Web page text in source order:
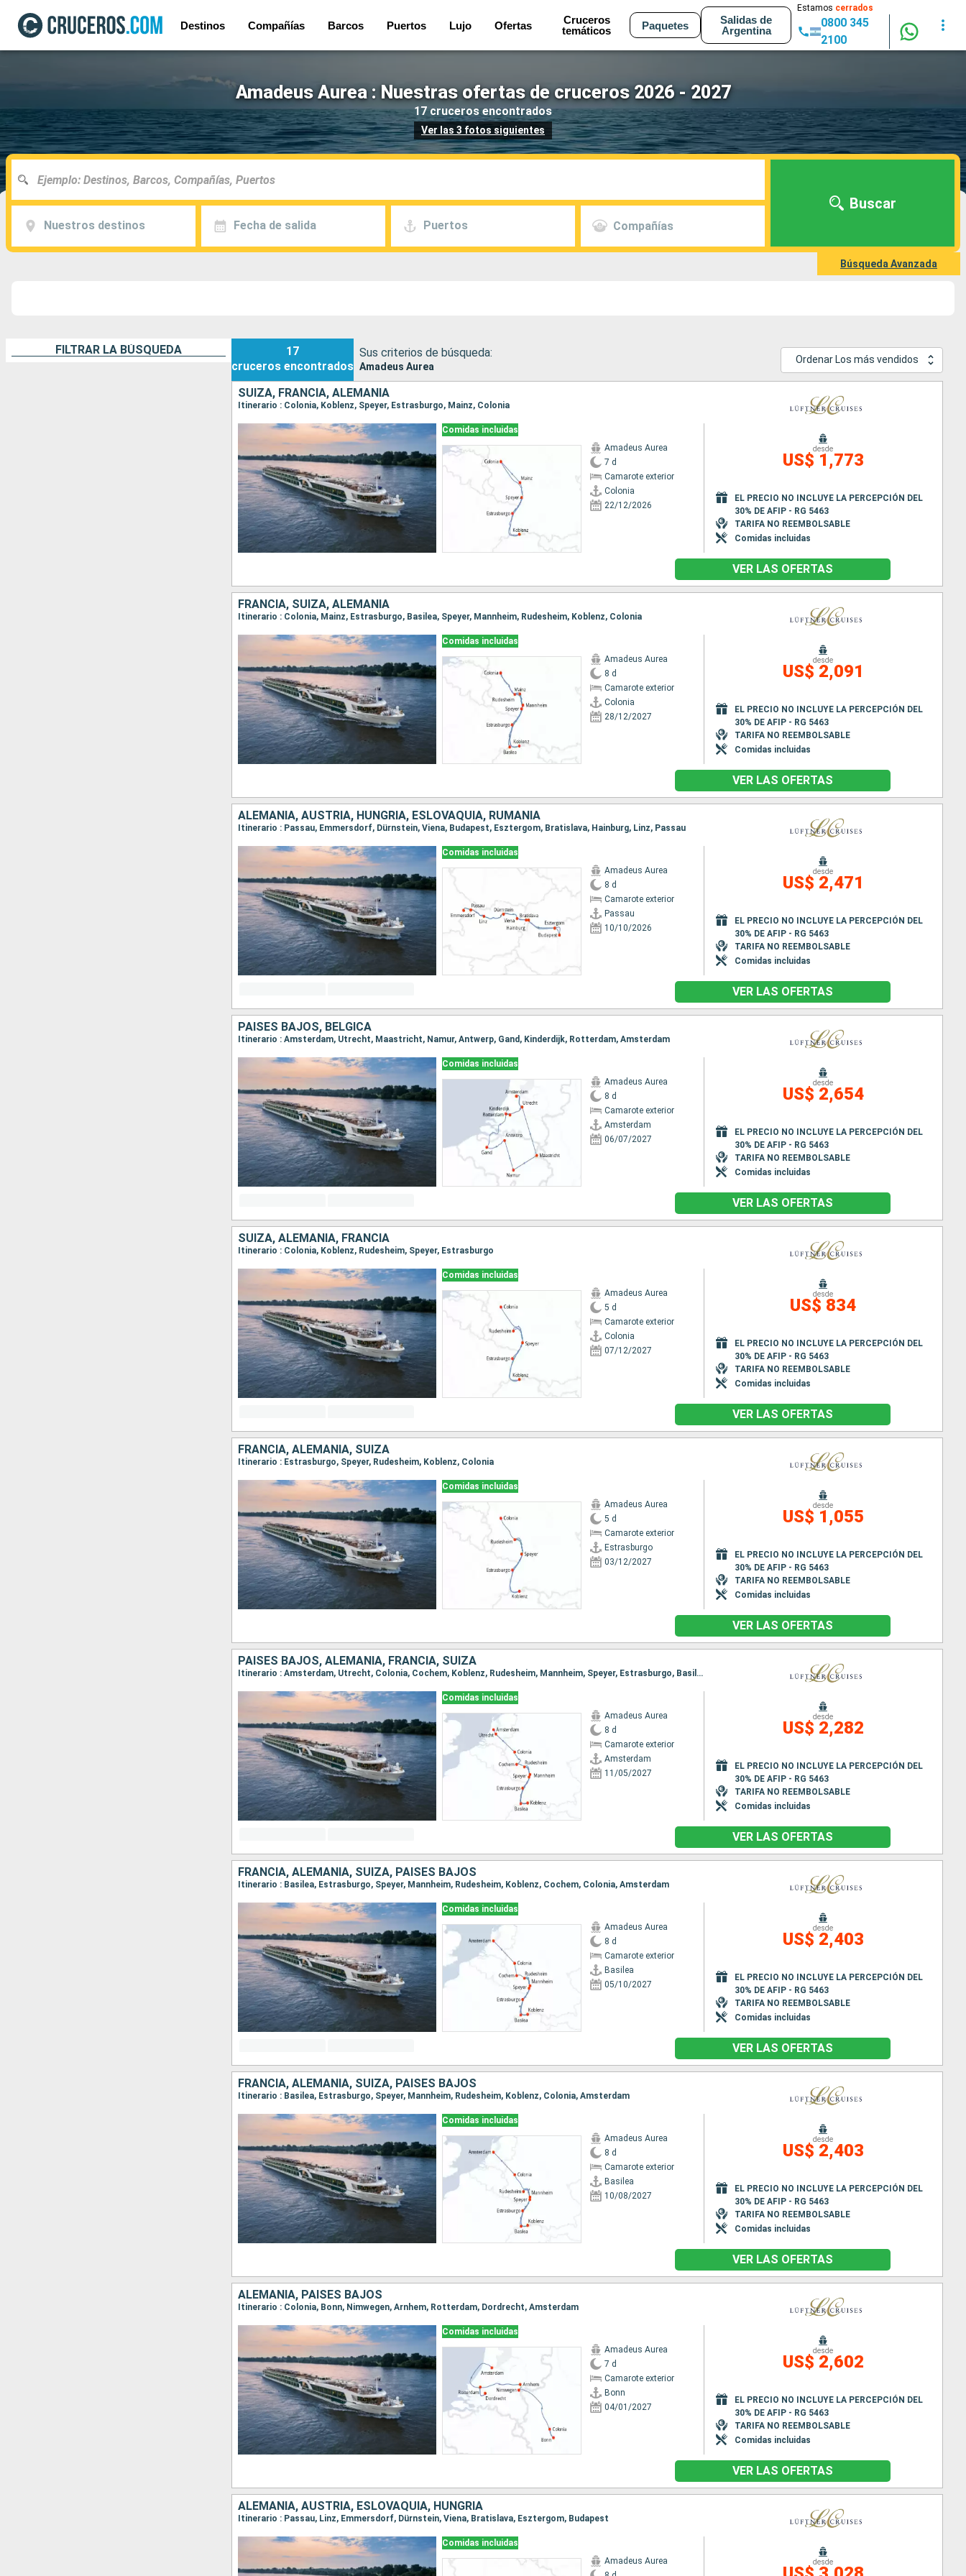
Destinos Compañías Barcos Puertos Lujo Ofertas
Cruceros
temáticos
Paquetes
Salidas de
Argentina
Estamos cerrados
0800 345
2100
Amadeus Aurea : Nuestras ofertas de cruceros 2026 - 2027
17 cruceros encontrados
Ver las 3 fotos siguientes
Nuestros destinos Fecha de salida Puertos Compañías
Buscar
Búsqueda Avanzada
FILTRAR LA BÚSQUEDA
17
cruceros encontrados
Sus criterios de búsqueda:
Amadeus Aurea
Ordenar Los más vendidos
SUIZA, FRANCIA, ALEMANIA
Itinerario : Colonia, Koblenz, Speyer, Estrasburgo, Mainz, Colonia
Comidas incluidas
Amadeus Aurea
7 d
Camarote exterior
Colonia
22/12/2026
desde
US$ 1,773
EL PRECIO NO INCLUYE LA PERCEPCIÓN DEL
30% DE AFIP - RG 5463
TARIFA NO REEMBOLSABLE
Comidas incluidas
VER LAS OFERTAS
FRANCIA, SUIZA, ALEMANIA
Itinerario : Colonia, Mainz, Estrasburgo, Basilea, Speyer, Mannheim, Rudesheim, Koblenz, Colonia
Comidas incluidas
Amadeus Aurea
8 d
Camarote exterior
Colonia
28/12/2027
desde
US$ 2,091
EL PRECIO NO INCLUYE LA PERCEPCIÓN DEL
30% DE AFIP - RG 5463
TARIFA NO REEMBOLSABLE
Comidas incluidas
VER LAS OFERTAS
ALEMANIA, AUSTRIA, HUNGRÍA, ESLOVAQUIA, RUMANIA
Itinerario : Passau, Emmersdorf, Dürnstein, Viena, Budapest, Esztergom, Bratislava, Hainburg, Linz, Passau
Comidas incluidas
Amadeus Aurea
8 d
Camarote exterior
Passau
10/10/2026
desde
US$ 2,471
EL PRECIO NO INCLUYE LA PERCEPCIÓN DEL
30% DE AFIP - RG 5463
TARIFA NO REEMBOLSABLE
Comidas incluidas
VER LAS OFERTAS
PAISES BAJOS, BÉLGICA
Itinerario : Amsterdam, Utrecht, Maastricht, Namur, Antwerp, Gand, Kinderdijk, Rotterdam, Amsterdam
Comidas incluidas
Amadeus Aurea
8 d
Camarote exterior
Amsterdam
06/07/2027
desde
US$ 2,654
EL PRECIO NO INCLUYE LA PERCEPCIÓN DEL
30% DE AFIP - RG 5463
TARIFA NO REEMBOLSABLE
Comidas incluidas
VER LAS OFERTAS
SUIZA, ALEMANIA, FRANCIA
Itinerario : Colonia, Koblenz, Rudesheim, Speyer, Estrasburgo
Comidas incluidas
Amadeus Aurea
5 d
Camarote exterior
Colonia
07/12/2027
desde
US$ 834
EL PRECIO NO INCLUYE LA PERCEPCIÓN DEL
30% DE AFIP - RG 5463
TARIFA NO REEMBOLSABLE
Comidas incluidas
VER LAS OFERTAS
FRANCIA, ALEMANIA, SUIZA
Itinerario : Estrasburgo, Speyer, Rudesheim, Koblenz, Colonia
Comidas incluidas
Amadeus Aurea
5 d
Camarote exterior
Estrasburgo
03/12/2027
desde
US$ 1,055
EL PRECIO NO INCLUYE LA PERCEPCIÓN DEL
30% DE AFIP - RG 5463
TARIFA NO REEMBOLSABLE
Comidas incluidas
VER LAS OFERTAS
PAISES BAJOS, ALEMANIA, FRANCIA, SUIZA
Itinerario : Amsterdam, Utrecht, Colonia, Cochem, Koblenz, Rudesheim, Mannheim, Speyer, Estrasburgo, Basilea
Comidas incluidas
Amadeus Aurea
8 d
Camarote exterior
Amsterdam
11/05/2027
desde
US$ 2,282
EL PRECIO NO INCLUYE LA PERCEPCIÓN DEL
30% DE AFIP - RG 5463
TARIFA NO REEMBOLSABLE
Comidas incluidas
VER LAS OFERTAS
FRANCIA, ALEMANIA, SUIZA, PAISES BAJOS
Itinerario : Basilea, Estrasburgo, Speyer, Mannheim, Rudesheim, Koblenz, Cochem, Colonia, Amsterdam
Comidas incluidas
Amadeus Aurea
8 d
Camarote exterior
Basilea
05/10/2027
desde
US$ 2,403
EL PRECIO NO INCLUYE LA PERCEPCIÓN DEL
30% DE AFIP - RG 5463
TARIFA NO REEMBOLSABLE
Comidas incluidas
VER LAS OFERTAS
FRANCIA, ALEMANIA, SUIZA, PAISES BAJOS
Itinerario : Basilea, Estrasburgo, Speyer, Mannheim, Rudesheim, Koblenz, Colonia, Amsterdam
Comidas incluidas
Amadeus Aurea
8 d
Camarote exterior
Basilea
10/08/2027
desde
US$ 2,403
EL PRECIO NO INCLUYE LA PERCEPCIÓN DEL
30% DE AFIP - RG 5463
TARIFA NO REEMBOLSABLE
Comidas incluidas
VER LAS OFERTAS
ALEMANIA, PAISES BAJOS
Itinerario : Colonia, Bonn, Nimwegen, Arnhem, Rotterdam, Dordrecht, Amsterdam
Comidas incluidas
Amadeus Aurea
7 d
Camarote exterior
Bonn
04/01/2027
desde
US$ 2,602
EL PRECIO NO INCLUYE LA PERCEPCIÓN DEL
30% DE AFIP - RG 5463
TARIFA NO REEMBOLSABLE
Comidas incluidas
VER LAS OFERTAS
ALEMANIA, AUSTRIA, ESLOVAQUIA, HUNGRÍA
Itinerario : Passau, Linz, Emmersdorf, Dürnstein, Viena, Bratislava, Esztergom, Budapest
Comidas incluidas
Amadeus Aurea
desde